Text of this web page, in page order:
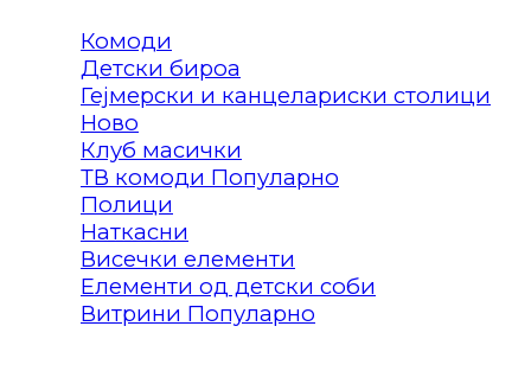
Комоди
Детски бироа
Гејмерски и канцелариски столици
Клуб масички
ТВ комоди
Полици
Наткасни
Висечки елементи
Елементи од детски соби
Витрини